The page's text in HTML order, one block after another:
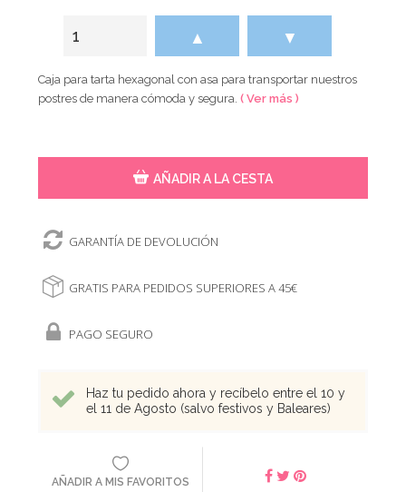
▲ ▼
Caja para tarta hexagonal con asa para transportar nuestros
postres de manera cómoda y segura.( Ver más )
AÑADIR A LA CESTA
GARANTÍA DE DEVOLUCIÓN
GRATIS PARA PEDIDOS SUPERIORES A 45€
PAGO SEGURO
Haz tu pedido ahora y recíbelo entre el 10 y
el 11 de Agosto (salvo festivos y Baleares)
AÑADIR A MIS FAVORITOS